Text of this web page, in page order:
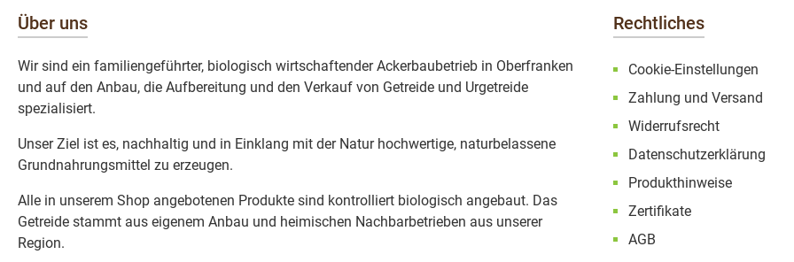
Über uns
Wir sind ein familiengeführter, biologisch wirtschaftender Ackerbaubetrieb in Oberfranken
und auf den Anbau, die Aufbereitung und den Verkauf von Getreide und Urgetreide
spezialisiert.
Unser Ziel ist es, nachhaltig und in Einklang mit der Natur hochwertige, naturbelassene
Grundnahrungsmittel zu erzeugen.
Alle in unserem Shop angebotenen Produkte sind kontrolliert biologisch angebaut. Das
Getreide stammt aus eigenem Anbau und heimischen Nachbarbetrieben aus unserer
Region.
Rechtliches
Cookie-Einstellungen
Zahlung und Versand
Widerrufsrecht
Datenschutzerklärung
Produkthinweise
Zertifikate
AGB